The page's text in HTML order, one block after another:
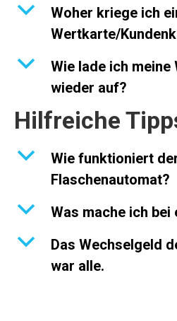
b
Woher kriege ich
Wertkarte/
b
Wie lade ich meine
wieder auf?
Hilfreiche
b
Wie funktioniert
Flaschenautomat?
b Was mache ich bei
b
Das Wechselgeld
war alle.